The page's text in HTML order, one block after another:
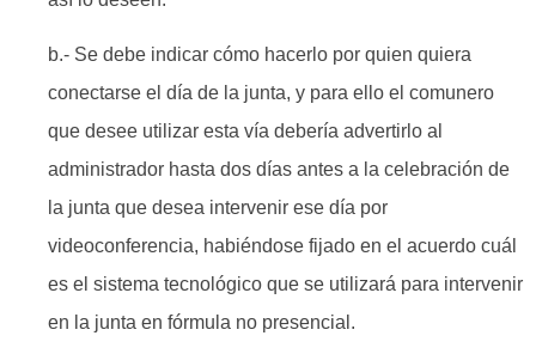
b.- Se debe indicar cómo hacerlo por quien quiera
conectarse el día de la junta, y para ello el comunero
que desee utilizar esta vía debería advertirlo al
administrador hasta dos días antes a la celebración de
la junta que desea intervenir ese día por
videoconferencia, habiéndose fijado en el acuerdo cuál
es el sistema tecnológico que se utilizará para intervenir
en la junta en fórmula no presencial.